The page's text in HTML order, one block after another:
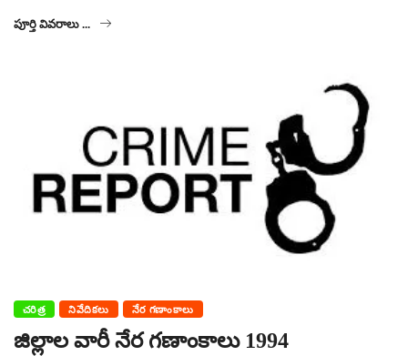
పూర్తి వివరాలు ...
చరిత్ర నివేదికలు నేర గణాంకాలు
జిల్లాల వారీ నేర గణాంకాలు 1994